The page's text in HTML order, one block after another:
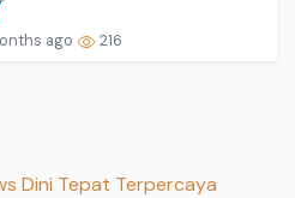
ago 216
Dini Tepat Terpercaya